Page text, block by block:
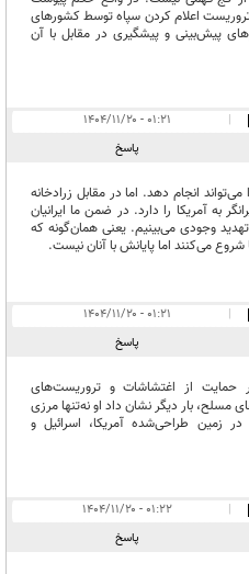
تروریست اعلام کردن سپاه توسط کشورهای
پیش‌بینی و پیشگیری در مقابل با آن
|
۰۱:۲۱ - ۱۴۰۴/۱۱/۲۰
پاسخ
انجام دهد. اما در مقابل زرادخانه
به آمریکا را دارد. در ضمن ما ایرانیان
تهدید وجودی می‌بینیم. یعنی همان‌گونه که
می‌کنند اما پایانش با آنان نیست.
|
۰۱:۲۱ - ۱۴۰۴/۱۱/۲۰
پاسخ
حمایت از اغتشاشات و تروریست‌های
بار دیگر نشان داد او نه‌تنها مرزی
در زمین طراحی‌شده آمریکا، اسرائیل و
|
۰۱:۲۲ - ۱۴۰۴/۱۱/۲۰
پاسخ